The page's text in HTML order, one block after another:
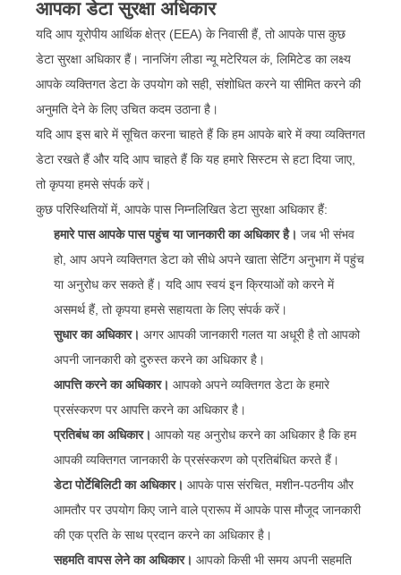
आपका डेटा सुरक्षा अधिकार
यदि आप यूरोपीय आर्थिक क्षेत्र (EEA) के निवासी हैं, तो आपके पास कुछ
डेटा सुरक्षा अधिकार हैं। नानजिंग लीडा न्यू मटेरियल कं, लिमिटेड का लक्ष्य
आपके व्यक्तिगत डेटा के उपयोग को सही, संशोधित करने या सीमित करने की
अनुमति देने के लिए उचित कदम उठाना है।
यदि आप इस बारे में सूचित करना चाहते हैं कि हम आपके बारे में क्या व्यक्तिगत
डेटा रखते हैं और यदि आप चाहते हैं कि यह हमारे सिस्टम से हटा दिया जाए,
तो कृपया हमसे संपर्क करें।
कुछ परिस्थितियों में, आपके पास निम्नलिखित डेटा सुरक्षा अधिकार हैं:
हमारे पास आपके पास पहुंच या जानकारी का अधिकार है। जब भी संभव
हो, आप अपने व्यक्तिगत डेटा को सीधे अपने खाता सेटिंग अनुभाग में पहुंच
या अनुरोध कर सकते हैं। यदि आप स्वयं इन क्रियाओं को करने में
असमर्थ हैं, तो कृपया हमसे सहायता के लिए संपर्क करें।
सुधार का अधिकार। अगर आपकी जानकारी गलत या अधूरी है तो आपको
अपनी जानकारी को दुरुस्त करने का अधिकार है।
आपत्ति करने का अधिकार। आपको अपने व्यक्तिगत डेटा के हमारे
प्रसंस्करण पर आपत्ति करने का अधिकार है।
प्रतिबंध का अधिकार। आपको यह अनुरोध करने का अधिकार है कि हम
आपकी व्यक्तिगत जानकारी के प्रसंस्करण को प्रतिबंधित करते हैं।
डेटा पोर्टेबिलिटी का अधिकार। आपके पास संरचित, मशीन-पठनीय और
आमतौर पर उपयोग किए जाने वाले प्रारूप में आपके पास मौजूद जानकारी
की एक प्रति के साथ प्रदान करने का अधिकार है।
सहमति वापस लेने का अधिकार। आपको किसी भी समय अपनी सहमति